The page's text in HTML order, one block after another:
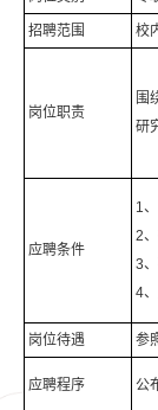
招聘范围 校
岗位职责
围
研
应聘条件
1
2
3
4
岗位待遇 参
应聘程序 公